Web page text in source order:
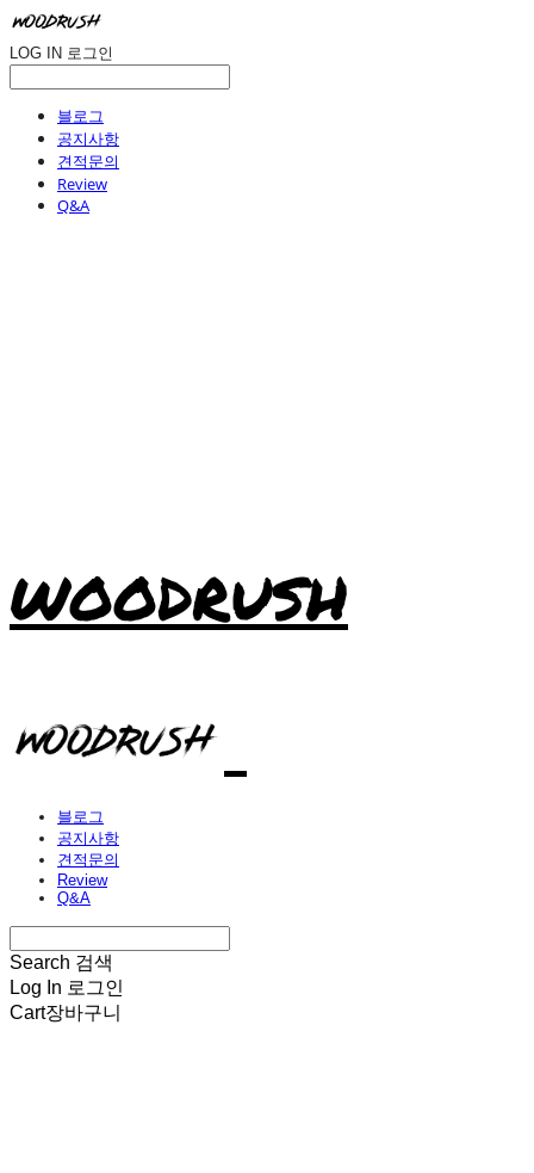
LOG IN 로그인
블로그
공지사항
견적문의
Review
Q&A
WOODRUSH
블로그
공지사항
견적문의
Review
Q&A
Search 검색
Log In 로그인
Cart장바구니